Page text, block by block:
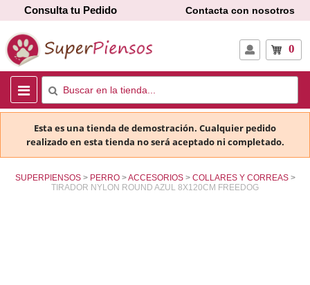
Consulta tu Pedido Contacta con nosotros
0
Esta es una tienda de demostración. Cualquier pedido
realizado en esta tienda no será aceptado ni completado.
SUPERPIENSOS PERRO ACCESORIOS
COLLARES Y CORREAS
TIRADOR NYLON ROUND AZUL 8X120CM FREEDOG